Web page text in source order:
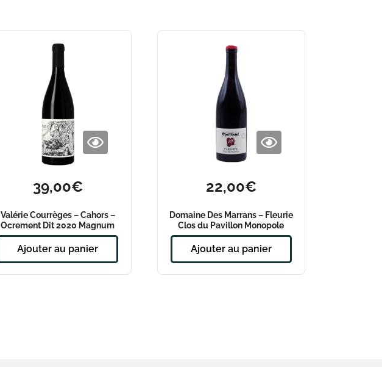
39,00€
Valérie Courrèges – Cahors –
Ocrement Dit 2020 Magnum
Ajouter au panier
22,00€
Domaine Des Marrans – Fleurie
Clos du Pavillon Monopole
2022
Ajouter au panier